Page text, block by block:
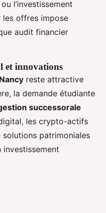
l’investissement
les offres impose
audit financier
et innovations
reste attractive
la demande étudiante
successorale
les crypto-actifs
solutions patrimoniales
investissement